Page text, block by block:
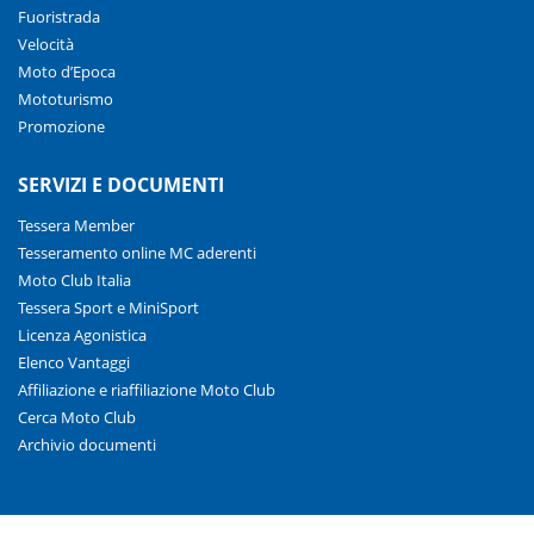
Fuoristrada
Velocità
Moto d’Epoca
Mototurismo
Promozione
SERVIZI E DOCUMENTI
Tessera Member
Tesseramento online MC aderenti
Moto Club Italia
Tessera Sport e MiniSport
Licenza Agonistica
Elenco Vantaggi
Affiliazione e riaffiliazione Moto Club
Cerca Moto Club
Archivio documenti